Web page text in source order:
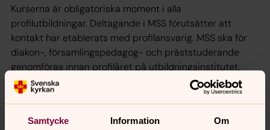
Samtycke Information Om
Kurserna är obligatoriska moment i alla
profilutbildningar. Deltagande i MSS förutsätter att
kontakt har etablerats med profilansvarig. MSS ska för
diakon-, församlingspedagog- och präststuderande
genomföras innan profilåret på utbildningsinstitutet.
Anmälan sker via kurskatalogen.